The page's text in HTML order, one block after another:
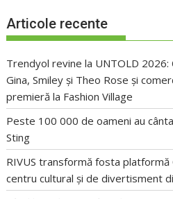
Articole recente
Trendyol revine la UNTOLD 2026:
Gina, Smiley și Theo Rose și
premieră la Fashion Village
Peste 100 000 de oameni au
Sting
RIVUS transformă fosta platformă
centru cultural și de divertisment